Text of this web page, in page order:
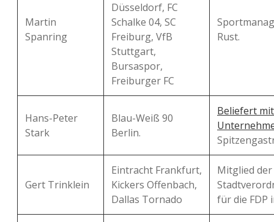
Martin
Spanring
Düsseldorf, FC
Schalke 04, SC
Freiburg, VfB
Stuttgart,
Bursaspor,
Freiburger FC
Rust.
Hans-Peter
Stark
Blau-Weiß 90
Berlin.
Beliefert
Gert Trinklein
Eintracht Frankfurt,
Kickers Offenbach,
Dallas Tornado
Mitglied der
für die FDP